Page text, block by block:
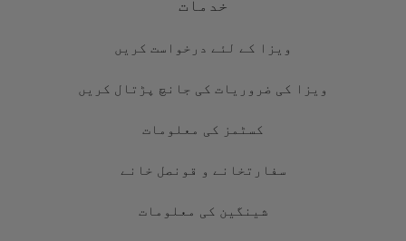
خدمات
ویزا کے لئے درخواست کریں
ویزا کی ضروریات کی جانچ پڑتال کریں
کسٹمز کی معلومات
سفارتخانے و قونصل خانے
شینگین کی معلومات